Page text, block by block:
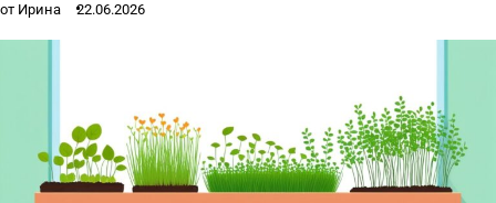
от Ирина 22.06.2026